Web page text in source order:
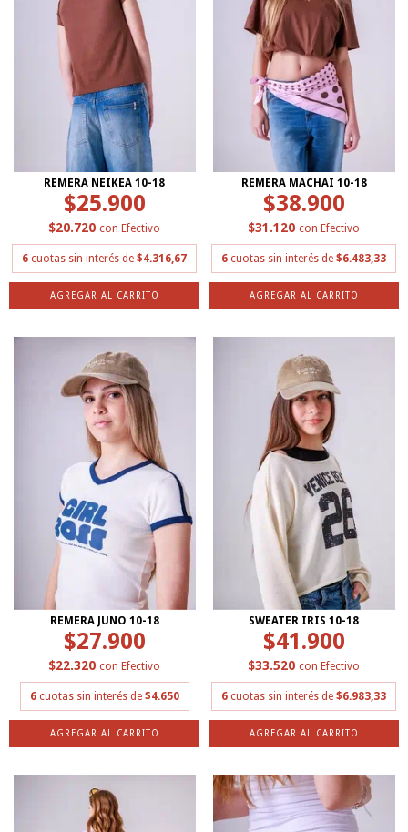
REMERA NEIKEA 10-18
$25.900
$20.720 con Efectivo
6 cuotas sin interés de $4.316,67
AGREGAR AL CARRITO
REMERA MACHAI 10-18
$38.900
$31.120 con Efectivo
6 cuotas sin interés de $6.483,33
AGREGAR AL CARRITO
REMERA JUNO 10-18
$27.900
$22.320 con Efectivo
6 cuotas sin interés de $4.650
AGREGAR AL CARRITO
SWEATER IRIS 10-18
$41.900
$33.520 con Efectivo
6 cuotas sin interés de $6.983,33
AGREGAR AL CARRITO